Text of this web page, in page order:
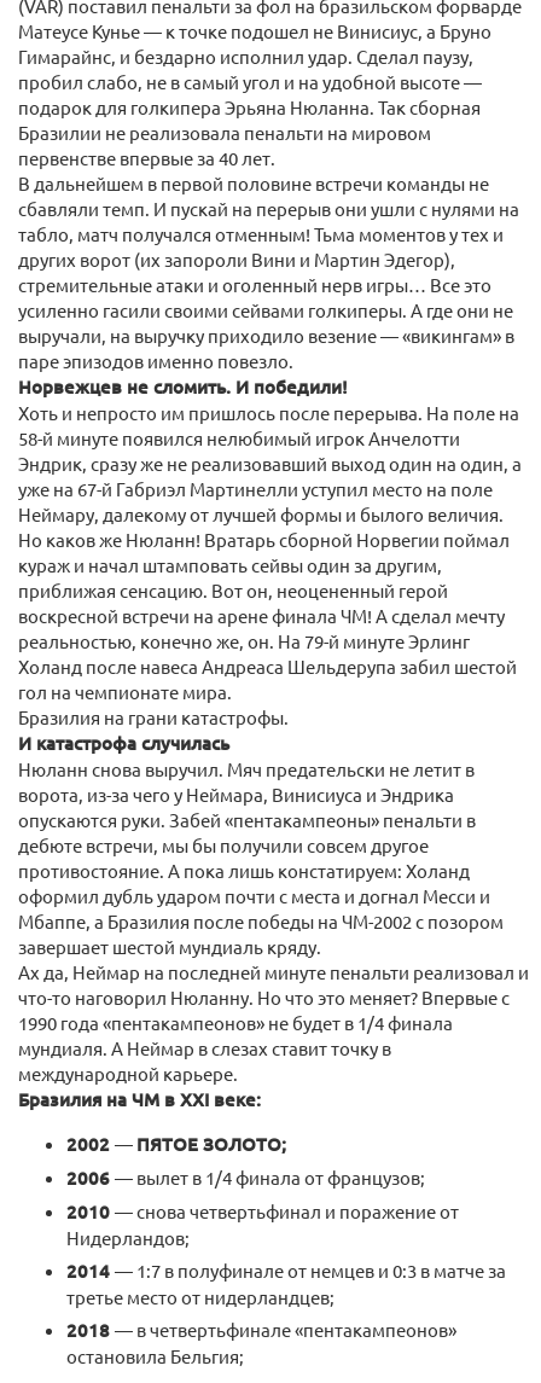
(VAR) поставил пенальти за фол на бразильском форварде
Матеусе Кунье — к точке подошел не Винисиус, а Бруно
Гимарайнс, и бездарно исполнил удар. Сделал паузу,
пробил слабо, не в самый угол и на удобной высоте —
подарок для голкипера Эрьяна Нюланна. Так сборная
Бразилии не реализовала пенальти на мировом
первенстве впервые за 40 лет.
В дальнейшем в первой половине встречи команды не
сбавляли темп. И пускай на перерыв они ушли с нулями на
табло, матч получался отменным! Тьма моментов у тех и
других ворот (их запороли Вини и Мартин Эдегор),
стремительные атаки и оголенный нерв игры… Все это
усиленно гасили своими сейвами голкиперы. А где они не
выручали, на выручку приходило везение — «викингам» в
паре эпизодов именно повезло.
Норвежцев не сломить. И победили!
Хоть и непросто им пришлось после перерыва. На поле на
58-й минуте появился нелюбимый игрок Анчелотти
Эндрик, сразу же не реализовавший выход один на один, а
уже на 67-й Габриэл Мартинелли уступил место на поле
Неймару, далекому от лучшей формы и былого величия.
Но каков же Нюланн! Вратарь сборной Норвегии поймал
кураж и начал штамповать сейвы один за другим,
приближая сенсацию. Вот он, неоцененный герой
воскресной встречи на арене финала ЧМ! А сделал мечту
реальностью, конечно же, он. На 79-й минуте Эрлинг
Холанд после навеса Андреаса Шельдерупа забил шестой
гол на чемпионате мира.
Бразилия на грани катастрофы.
И катастрофа случилась
Нюланн снова выручил. Мяч предательски не летит в
ворота, из-за чего у Неймара, Винисиуса и Эндрика
опускаются руки. Забей «пентакампеоны» пенальти в
дебюте встречи, мы бы получили совсем другое
противостояние. А пока лишь констатируем: Холанд
оформил дубль ударом почти с места и догнал Месси и
Мбаппе, а Бразилия после победы на ЧМ-2002 с позором
завершает шестой мундиаль кряду.
Ах да, Неймар на последней минуте пенальти реализовал и
что-то наговорил Нюланну. Но что это меняет? Впервые с
1990 года «пентакампеонов» не будет в 1/4 финала
мундиаля. А Неймар в слезах ставит точку в
международной карьере.
Бразилия на ЧМ в XXI веке:
2002 — ПЯТОЕ ЗОЛОТО;
2006 — вылет в 1/4 финала от французов;
2010 — снова четвертьфинал и поражение от
Нидерландов;
2014 — 1:7 в полуфинале от немцев и 0:3 в матче за
третье место от нидерландцев;
2018 — в четвертьфинале «пентакампеонов»
остановила Бельгия;